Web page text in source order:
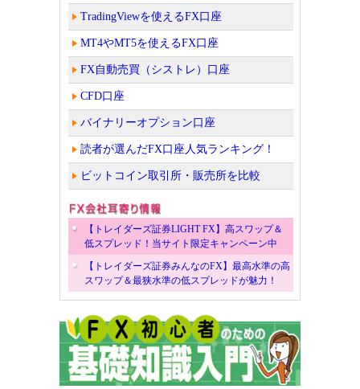
TradingViewを使えるFX口座
MT4やMT5を使えるFX口座
FX自動売買（シストレ）口座
CFD口座
バイナリーオプション口座
読者が選んだFX口座人気ランキング！
ビットコイン取引所・販売所を比較
【トレイダーズ証券LIGHT FX】高スワップ＆
低スプレッド！当サイト限定キャンペーン中
【トレイダーズ証券みんなのFX】最高水準の高
スワップ＆最狭水準の低スプレッドが魅力！